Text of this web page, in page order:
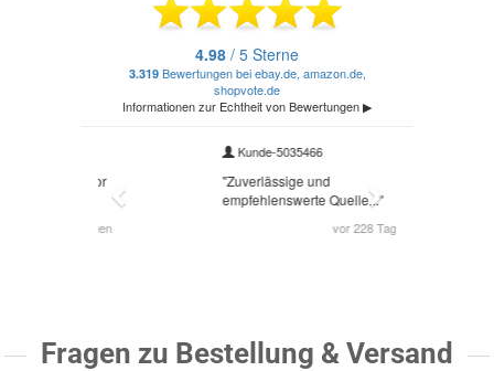
Fragen zu Bestellung & Versand